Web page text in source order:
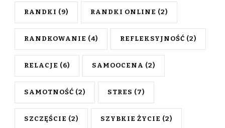
RANDKI (9) RANDKI ONLINE (2)
RANDKOWANIE (4) REFLEKSYJNOŚĆ (2)
RELACJE (6) SAMOOCENA (2)
SAMOTNOŚĆ (2) STRES (7)
SZCZĘŚCIE (2) SZYBKIE ŻYCIE (2)